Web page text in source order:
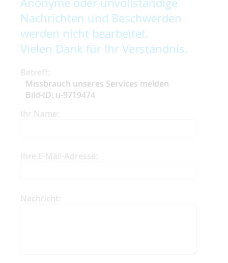
Nachrichten und Beschwerden
werden nicht bearbeitet.
Vielen Dank für Ihr Verständnis.
Betreff:
Missbrauch unseres Services melden
Bild-ID: u-9719474
Ihr Name:
Ihre E-Mail-Adresse:
Nachricht: